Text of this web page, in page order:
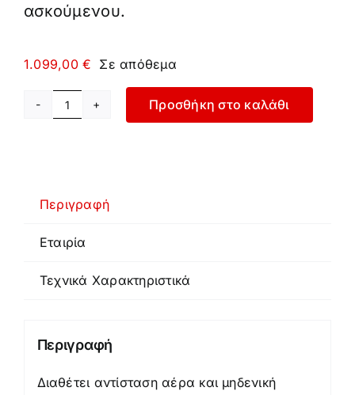
ασκούμενου.
1.099,00€ Σε απόθεμα
Ski
Προσθήκη στο καλάθι
Περιγραφή
Εταιρία
Τεχνικά Χαρακτηριστικά
Περιγραφή
Διαθέτει αντίσταση αέρα και μηδενική